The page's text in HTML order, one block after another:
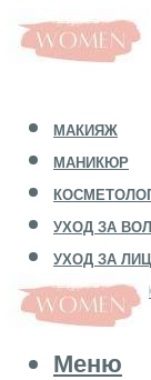
МАКИЯЖ
МАНИКЮР
УХОД ЗА
УХОД ЗА
УХОД ЗА
Меню